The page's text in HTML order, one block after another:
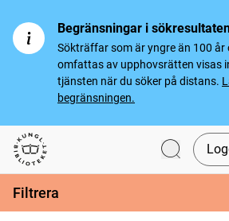
Begränsningar i
Sökträffar som är yngre än 100 år
omfattas av upphovsrätten visas
tjänsten när du söker på distans.
begränsningen.
Svenska tidningar
Filtrera